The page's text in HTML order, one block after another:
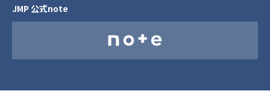
JMP 公式note